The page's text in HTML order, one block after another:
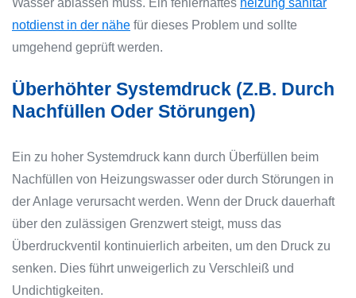
notdienst in der nähe für dieses Problem und sollte
umgehend geprüft werden.
Überhöhter Systemdruck (z.B. Durch
Nachfüllen Oder Störungen)
Ein zu hoher Systemdruck kann durch Überfüllen beim
Nachfüllen von Heizungswasser oder durch Störungen in
der Anlage verursacht werden. Wenn der Druck dauerhaft
über den zulässigen Grenzwert steigt, muss das
Überdruckventil kontinuierlich arbeiten, um den Druck zu
senken. Dies führt unweigerlich zu Verschleiß und
Undichtigkeiten.